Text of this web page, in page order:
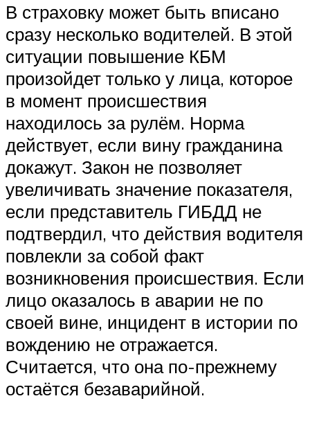
В страховку может быть вписано
сразу несколько водителей. В этой
ситуации повышение КБМ
произойдет только у лица, которое
в момент происшествия
находилось за рулём. Норма
действует, если вину гражданина
докажут. Закон не позволяет
увеличивать значение показателя,
если представитель ГИБДД не
подтвердил, что действия водителя
повлекли за собой факт
возникновения происшествия. Если
лицо оказалось в аварии не по
своей вине, инцидент в истории по
вождению не отражается.
Считается, что она по-прежнему
остаётся безаварийной.